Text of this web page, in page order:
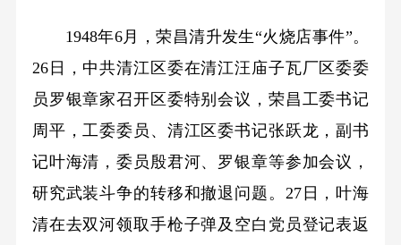
1948年6月，荣昌清升发生“火烧店事件”。
26日，中共清江区委在清江汪庙子瓦厂区委委
员罗银章家召开区委特别会议，荣昌工委书记
周平，工委委员、清江区委书记张跃龙，副书
记叶海清，委员殷君河、罗银章等参加会议，
研究武装斗争的转移和撤退问题。27日，叶海
清在去双河领取手枪子弹及空白党员登记表返